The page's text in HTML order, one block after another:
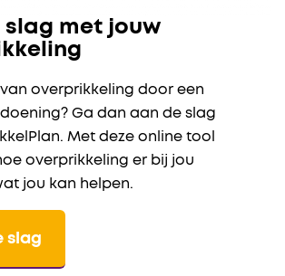
slag met jouw
overprikkeling door een
Ga dan aan de slag
Met deze online tool
overprikkeling er bij jou
jou kan helpen.
slag